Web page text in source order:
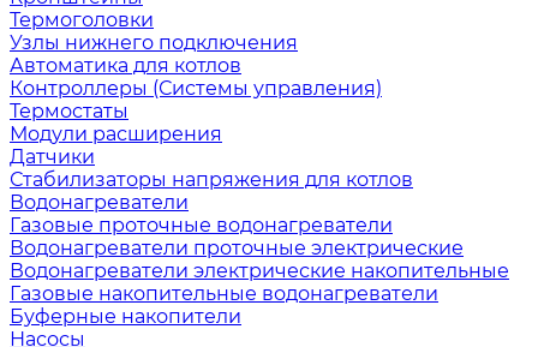
Термоголовки
Узлы нижнего подключения
Автоматика для котлов
Контроллеры (Системы управления)
Термостаты
Модули расширения
Датчики
Стабилизаторы напряжения для котлов
Водонагреватели
Газовые проточные водонагреватели
Водонагреватели проточные электрические
Водонагреватели электрические накопительные
Газовые накопительные водонагреватели
Буферные накопители
Насосы